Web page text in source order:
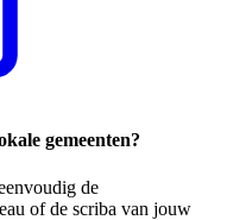
gemeenten?
de
of de scriba van jouw